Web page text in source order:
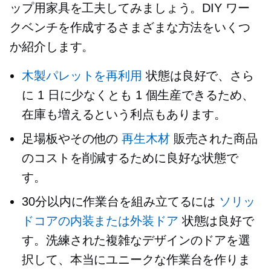
ップ用家具を工夫してみましょう。DIY ワー
クベンチを作成するさまざまな方法をいくつ
か紹介します。
木製パレットを再利用状態は良好で、さら
に 1 日に少なくとも 1 個生産できるため、
在庫も増えるという利点もあります。
足場板やその他の再生木材販売された商品
のコストを削減するために良好な状態で
す。
30分以内に作業台を組み立てるには ソリッ
ドコアの内装または外装ドア 状態は良好で
す。洗練された複雑なデザインのドアを選
択して、本当にユニークな作業台を作りま